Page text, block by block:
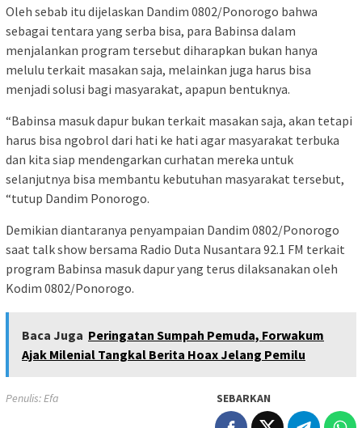
Oleh sebab itu dijelaskan Dandim 0802/Ponorogo bahwa
sebagai tentara yang serba bisa, para Babinsa dalam
menjalankan program tersebut diharapkan bukan hanya
melulu terkait masakan saja, melainkan juga harus bisa
menjadi solusi bagi masyarakat, apapun bentuknya.
“Babinsa masuk dapur bukan terkait masakan saja, akan tetapi
harus bisa ngobrol dari hati ke hati agar masyarakat terbuka
dan kita siap mendengarkan curhatan mereka untuk
selanjutnya bisa membantu kebutuhan masyarakat tersebut,
“tutup Dandim Ponorogo.
Demikian diantaranya penyampaian Dandim 0802/Ponorogo
saat talk show bersama Radio Duta Nusantara 92.1 FM terkait
program Babinsa masuk dapur yang terus dilaksanakan oleh
Kodim 0802/Ponorogo.
Baca Juga Peringatan Sumpah Pemuda, Forwakum
Ajak Milenial Tangkal Berita Hoax Jelang Pemilu
Penulis: Efa SEBARKAN